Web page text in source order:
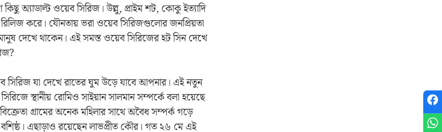
অ্যাডাল্ট ওয়েব সিরিজ। উল্লু, প্রাইম শট, কোকু ইত্যাদি
করে। যৌনতায় ভরা ওয়েব সিরিজগুলোর জনপ্রিয়তা
দেখে থাকেন। এই সমস্ত ওয়েব সিরিজের হট সিন দেখে
সিরিজ যা দেখে রাতের ঘুম উড়ে যাবে আপনার। এই নতুন
স্থানীয় রোমিও সাইয়ান সালমান সম্পর্কে বলা হয়েছে
গ্রামের অনেক মহিলার সাথে অবৈধ সম্পর্ক গড়ে
এছাড়াও রয়েছেন লাভপ্রীত কৌর। গত ২৬ মে এই